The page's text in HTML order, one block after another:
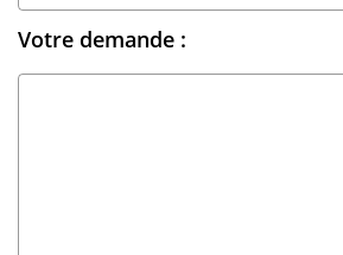
Votre demande :